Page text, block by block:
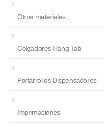
Otros materiales
Colgadores Hang Tab
Portarrollos Dispensadores
Imprimaciones